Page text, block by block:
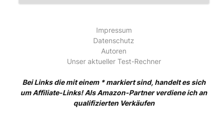
Impressum
Datenschutz
Autoren
Unser aktueller Test-Rechner
Bei Links die mit einem * markiert sind, handelt es sich
um Affiliate-Links! Als Amazon-Partner verdiene ich an
qualifizierten Verkäufen